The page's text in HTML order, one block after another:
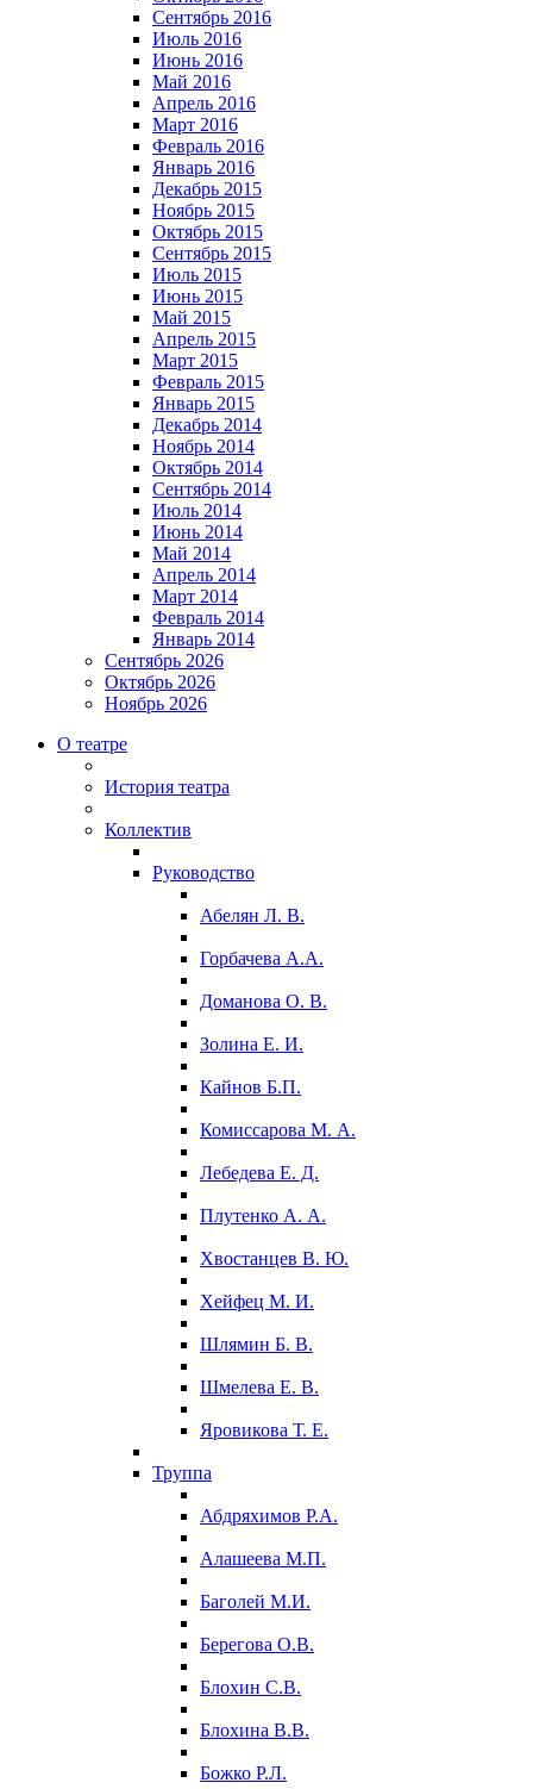
Сентябрь 2016
Июль 2016
Июнь 2016
Май 2016
Апрель 2016
Март 2016
Февраль 2016
Январь 2016
Декабрь 2015
Ноябрь 2015
Октябрь 2015
Сентябрь 2015
Июль 2015
Июнь 2015
Май 2015
Апрель 2015
Март 2015
Февраль 2015
Январь 2015
Декабрь 2014
Ноябрь 2014
Октябрь 2014
Сентябрь 2014
Июль 2014
Июнь 2014
Май 2014
Апрель 2014
Март 2014
Февраль 2014
Январь 2014
Сентябрь 2026
Октябрь 2026
Ноябрь 2026
О театре
История театра
Коллектив
Руководство
Абелян Л. В.
Горбачева А.А.
Доманова О. В.
Золина Е. И.
Кайнов Б.П.
Комиссарова М. А.
Лебедева Е. Д.
Плутенко А. А.
Хвостанцев В. Ю.
Хейфец М. И.
Шлямин Б. В.
Шмелева Е. В.
Яровикова Т. Е.
Труппа
Абдряхимов Р.А.
Алашеева М.П.
Баголей М.И.
Берегова О.В.
Блохин С.В.
Блохина В.В.
Божко Р.Л.